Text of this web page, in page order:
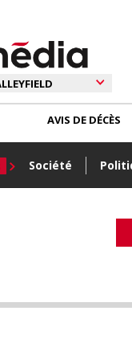
Société
AVIS DE DÉCÈS